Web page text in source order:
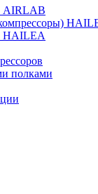
AIRLAB
HAILEA
полками